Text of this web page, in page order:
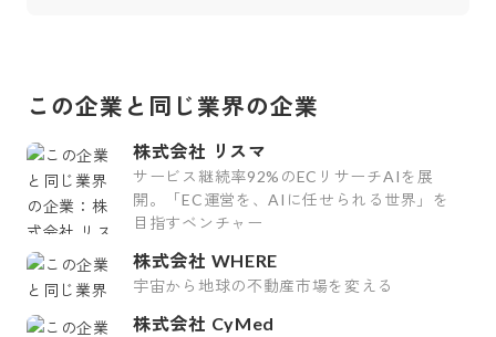
この企業と同じ業界の企業
株式会社 リスマ
サービス継続率92%のECリサーチAIを展
開。「EC運営を、AIに任せられる世界」を
目指すベンチャー
株式会社 WHERE
宇宙から地球の不動産市場を変える
株式会社 CyMed